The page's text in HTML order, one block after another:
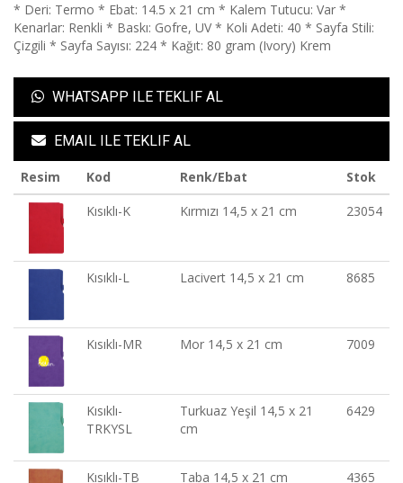
* Deri: Termo * Ebat: 14.5 x 21 cm * Kalem Tutucu: Var *
Kenarlar: Renkli * Baskı: Gofre, UV * Koli Adeti: 40 * Sayfa Stili:
Çizgili * Sayfa Sayısı: 224 * Kağıt: 80 gram (Ivory) Krem
WHATSAPP ILE TEKLIF AL
EMAIL ILE TEKLIF AL
Resim Kod Renk/Ebat
Stok
Kısıklı-K
Kırmızı 14,5 x 21 cm 23054
Kısıklı-L Lacivert 14,5 x 21 cm 8685
Kısıklı-MR Mor 14,5 x 21 cm 7009
Kısıklı-
TRKYSL
Turkuaz Yeşil 14,5 x 21
cm
6429
Kısıklı-TB Taba 14,5 x 21 cm 4365